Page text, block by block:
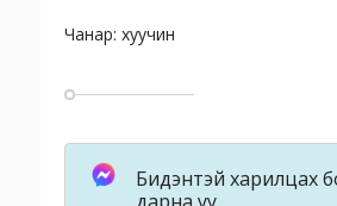
Чанар: хуучин
Бидэнтэй харилцах